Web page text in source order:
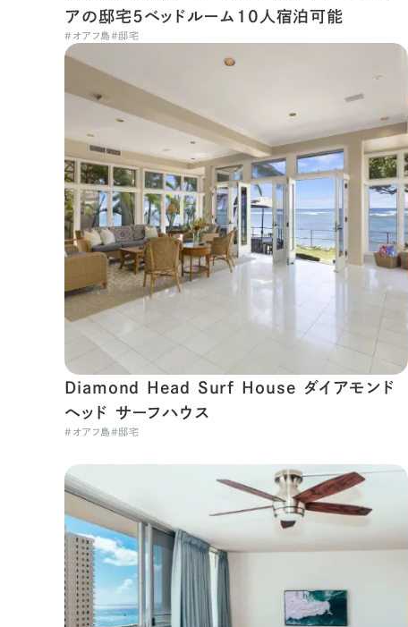
アの邸宅５ベッドルーム10人宿泊可能
# オアフ島#邸宅
Diamond Head Surf House ダイアモンド
ヘッド サーフハウス
# オアフ島#邸宅